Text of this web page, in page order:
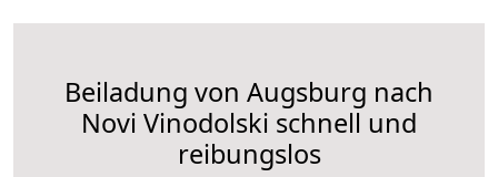
Beiladung von Augsburg nach
Novi Vinodolski schnell und
reibungslos